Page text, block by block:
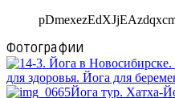
Фотографии